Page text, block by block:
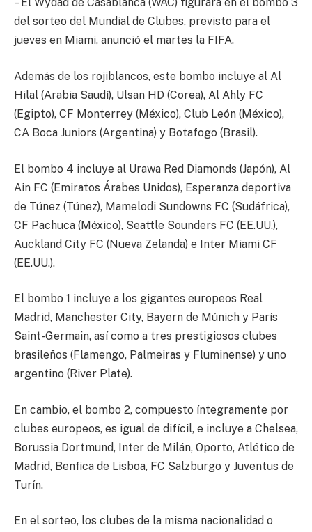
– El Wydad de Casablanca (WAC) figurará en el bombo 3
del sorteo del Mundial de Clubes, previsto para el
jueves en Miami, anunció el martes la FIFA.
Además de los rojiblancos, este bombo incluye al Al
Hilal (Arabia Saudí), Ulsan HD (Corea), Al Ahly FC
(Egipto), CF Monterrey (México), Club León (México),
CA Boca Juniors (Argentina) y Botafogo (Brasil).
El bombo 4 incluye al Urawa Red Diamonds (Japón), Al
Ain FC (Emiratos Árabes Unidos), Esperanza deportiva
de Túnez (Túnez), Mamelodi Sundowns FC (Sudáfrica),
CF Pachuca (México), Seattle Sounders FC (EE.UU.),
Auckland City FC (Nueva Zelanda) e Inter Miami CF
(EE.UU.).
El bombo 1 incluye a los gigantes europeos Real
Madrid, Manchester City, Bayern de Múnich y París
Saint-Germain, así como a tres prestigiosos clubes
brasileños (Flamengo, Palmeiras y Fluminense) y uno
argentino (River Plate).
En cambio, el bombo 2, compuesto íntegramente por
clubes europeos, es igual de difícil, e incluye a Chelsea,
Borussia Dortmund, Inter de Milán, Oporto, Atlético de
Madrid, Benfica de Lisboa, FC Salzburgo y Juventus de
Turín.
En el sorteo, los clubes de la misma nacionalidad o